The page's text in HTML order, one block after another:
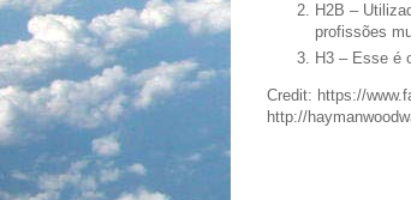
H2B –
profissões
H3 – Esse é
Credit: https://
http://